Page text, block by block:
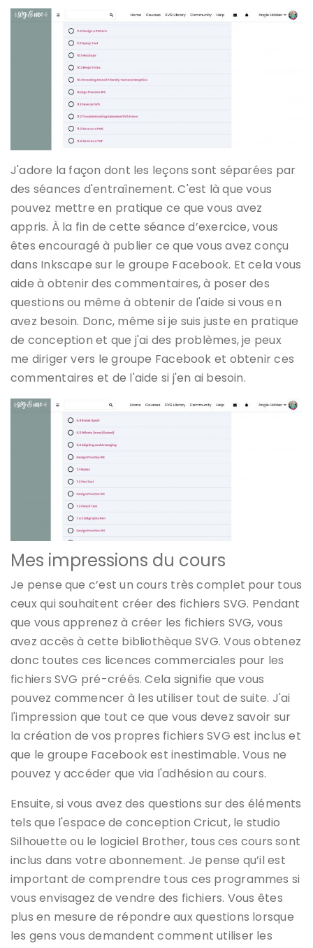
J'adore la façon dont les leçons sont séparées par
des séances d'entraînement. C'est là que vous
pouvez mettre en pratique ce que vous avez
appris. À la fin de cette séance d’exercice, vous
êtes encouragé à publier ce que vous avez conçu
dans Inkscape sur le groupe Facebook. Et cela vous
aide à obtenir des commentaires, à poser des
questions ou même à obtenir de l'aide si vous en
avez besoin. Donc, même si je suis juste en pratique
de conception et que j'ai des problèmes, je peux
me diriger vers le groupe Facebook et obtenir ces
commentaires et de l'aide si j'en ai besoin.
Mes impressions du cours
Je pense que c’est un cours très complet pour tous
ceux qui souhaitent créer des fichiers SVG. Pendant
que vous apprenez à créer les fichiers SVG, vous
avez accès à cette bibliothèque SVG. Vous obtenez
donc toutes ces licences commerciales pour les
fichiers SVG pré-créés. Cela signifie que vous
pouvez commencer à les utiliser tout de suite. J'ai
l'impression que tout ce que vous devez savoir sur
la création de vos propres fichiers SVG est inclus et
que le groupe Facebook est inestimable. Vous ne
pouvez y accéder que via l'adhésion au cours.
Ensuite, si vous avez des questions sur des éléments
tels que l'espace de conception Cricut, le studio
Silhouette ou le logiciel Brother, tous ces cours sont
inclus dans votre abonnement. Je pense qu’il est
important de comprendre tous ces programmes si
vous envisagez de vendre des fichiers. Vous êtes
plus en mesure de répondre aux questions lorsque
les gens vous demandent comment utiliser les